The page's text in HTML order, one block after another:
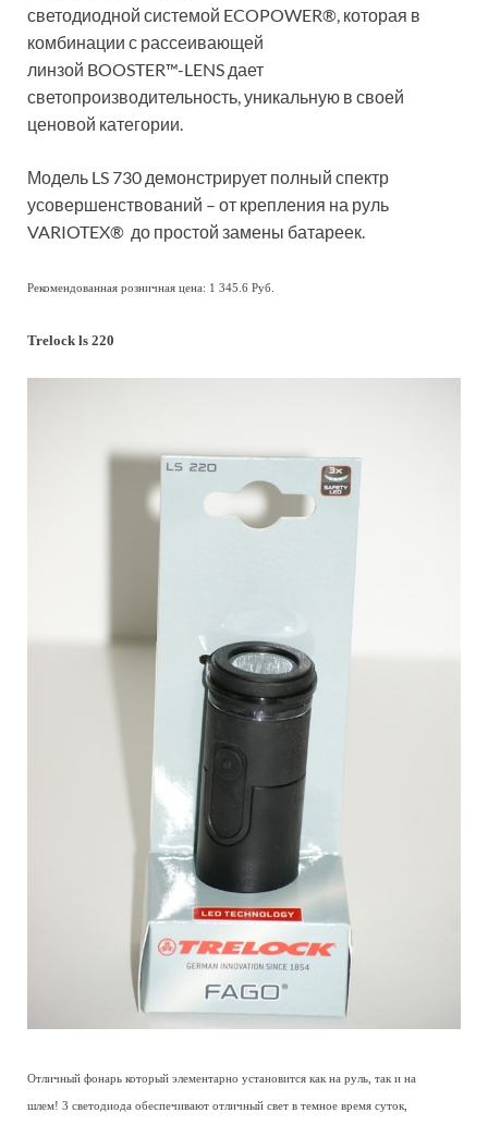
светодиодной системой ECOPOWER®, которая в
комбинации с рассеивающей
линзой BOOSTER™-LENS дает
светопроизводительность, уникальную в своей
ценовой категории.
Модель LS 730 демонстрирует полный спектр
усовершенствований – от крепления на руль
VARIOTEX® до простой замены батареек.
Рекомендованная розничная цена: 1 345.6 Руб.
Trelock ls 220
Отличный фонарь который элементарно установится как на руль, так и на
шлем! 3 светодиода обеспечивают отличный свет в темное время суток,